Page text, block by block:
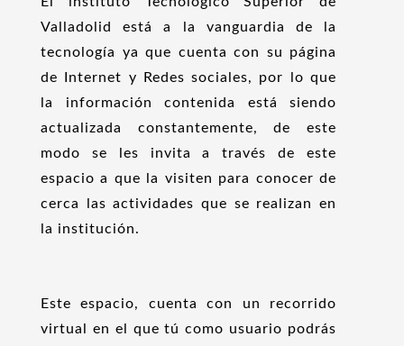
Valladolid está a la vanguardia de la
tecnología ya que cuenta con su página
de Internet y Redes sociales, por lo que
la información contenida está siendo
actualizada constantemente, de este
modo se les invita a través de este
espacio a que la visiten para conocer de
cerca las actividades que se realizan en
la institución.
Este espacio, cuenta con un recorrido
virtual en el que tú como usuario podrás